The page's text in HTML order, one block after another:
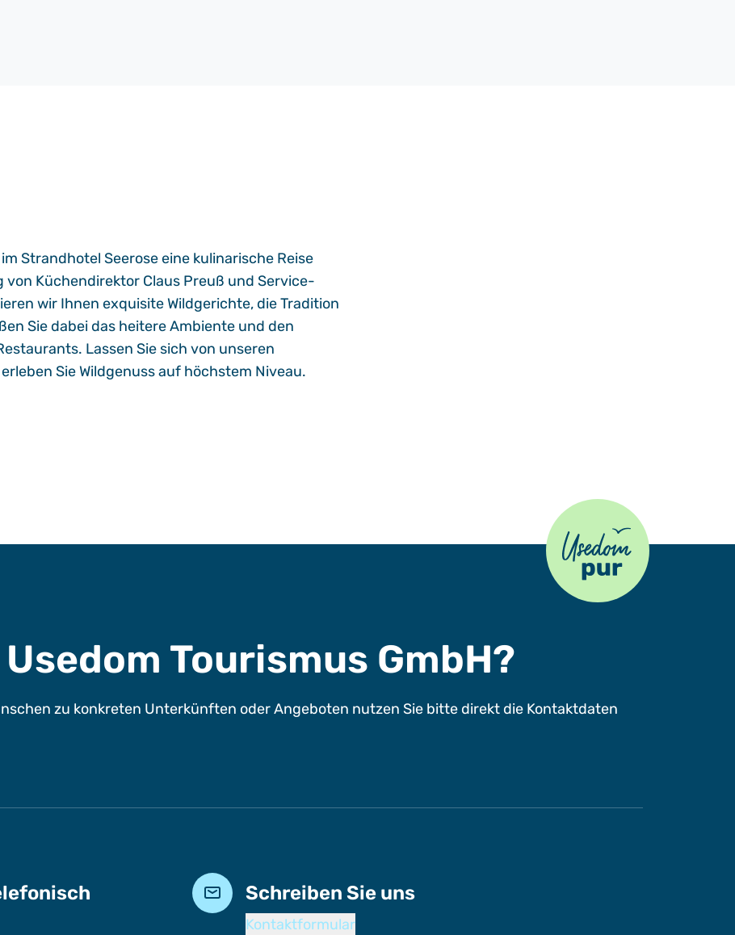
Strandhotel Seerose eine kulinarische Reise
von Küchendirektor Claus Preuß und Service-
wir Ihnen exquisite Wildgerichte, die Tradition
Sie dabei das heitere Ambiente und den
Lassen Sie sich von unseren
Sie Wildgenuss auf höchstem Niveau.
Usedom Pur
Tourismus GmbH?
zu konkreten Unterkünften oder Angeboten nutzen Sie bitte direkt die Kontaktdaten
Schreiben Sie uns
Kontaktformular